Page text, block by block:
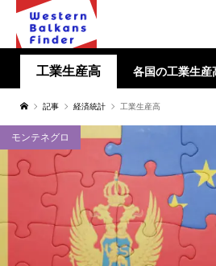
工業生産高 各国の工業生産
記事 経済統計 工業生産高
モンテネグロ